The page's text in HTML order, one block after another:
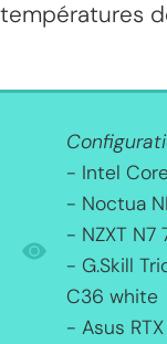
températures
- Intel
- Noctua
- NZXT N7
- G.Skill
C36 white
- Asus